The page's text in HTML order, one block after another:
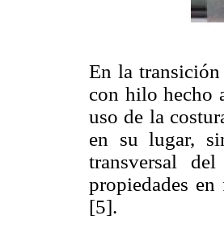
En la
con hilo hecho
uso de la
en su lugar,
transversal
propiedades
[5].